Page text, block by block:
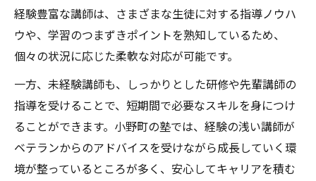
経験豊富な講師は、さまざまな生徒に対する指導ノウハ
ウや、学習のつまずきポイントを熟知しているため、
個々の状況に応じた柔軟な対応が可能です。
一方、未経験講師も、しっかりとした研修や先輩講師の
指導を受けることで、短期間で必要なスキルを身につけ
ることができます。小野町の塾では、経験の浅い講師が
ベテランからのアドバイスを受けながら成長していく環
境が整っているところが多く、安心してキャリアを積む